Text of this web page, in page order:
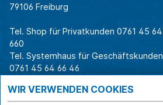
79106 Freiburg
Tel. Shop für Privatkunden 0761 45 64
660
Tel. Systemhaus für Geschäftskunden
0761 45 64 66 46
Warum CAB
Für Business-
IT für
WIR VERWENDEN COOKIES